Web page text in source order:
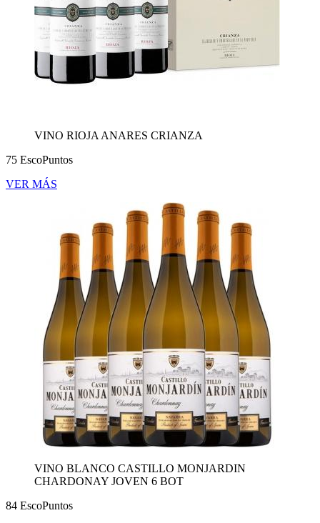
VINO RIOJA ANARES CRIANZA
75 EscoPuntos
VER MÁS
VINO BLANCO CASTILLO MONJARDIN
CHARDONAY JOVEN 6 BOT
84 EscoPuntos